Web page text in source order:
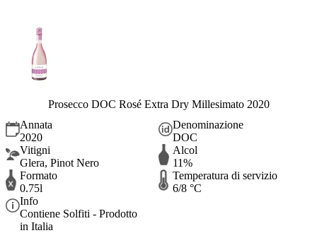
Prosecco DOC Rosé Extra Dry Millesimato 2020
Annata
2020
Denominazione
DOC
Vitigni
Glera, Pinot Nero
Alcol
11%
Formato
0.75l
Temperatura di servizio
6/8 °C
Info
Contiene Solfiti - Prodotto
in Italia